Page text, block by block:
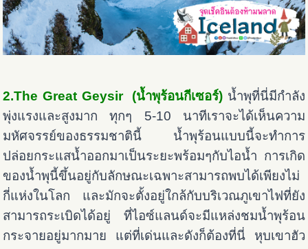
2.The Great Geysir (น้ำพุร้อนกีเซอร์) น้ำพุที่นี่มีกำลัง
พุ่งแรงและสูงมาก ทุกๆ 5-10 นาทีเราจะได้เห็นความ
มหัศจรรย์ของธรรมชาตินี้ น้ำพุร้อนแบบนี้จะทำการ
ปล่อยกระแสน้ำออกมาเป็นระยะพร้อมๆกับไอน้ำ การเกิด
ของน้ำพุนี้ขึ้นอยู่กับลักษณะเฉพาะสามารถพบได้เพียงไม่
กี่แห่งในโลก และมักจะตั้งอยู่ใกล้กับบริเวณภูเขาไฟที่ยัง
สามารถระเบิดได้อยู่ ที่ไอซ์แลนด์จะมีแหล่งชมน้ำพุร้อน
กระจายอยู่มากมาย แต่ที่เด่นและดังก็ต้องที่นี่ หุบเขาฮัว